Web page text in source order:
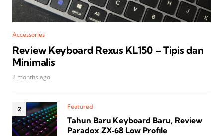
Accessories
Review Keyboard Rexus KL150 – Tipis dan
Minimalis
2 months ago
Featured
Tahun Baru Keyboard Baru, Review
Paradox ZX‑68 Low Profile